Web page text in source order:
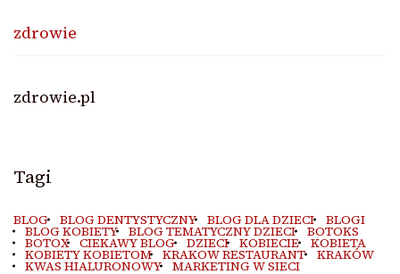
zdrowie
zdrowie.pl
Tagi
BLOG BLOG DENTYSTYCZNY BLOG DLA DZIECI BLOGI
BLOG KOBIETY BLOG TEMATYCZNY DZIECI BOTOKS
BOTOX CIEKAWY BLOG DZIECI KOBIECIE KOBIETA
KOBIETY KOBIETOM KRAKOW RESTAURANT KRAKÓW
KWAS HIALURONOWY MARKETING W SIECI